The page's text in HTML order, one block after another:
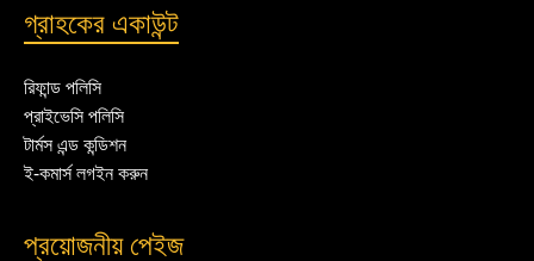
গ্রাহকের একাউন্ট
রিফান্ড পলিসি
প্রাইভেসি পলিসি
টার্মস এন্ড কন্ডিশন
ই-কমার্স লগইন করুন
প্রয়োজনীয় পেইজ